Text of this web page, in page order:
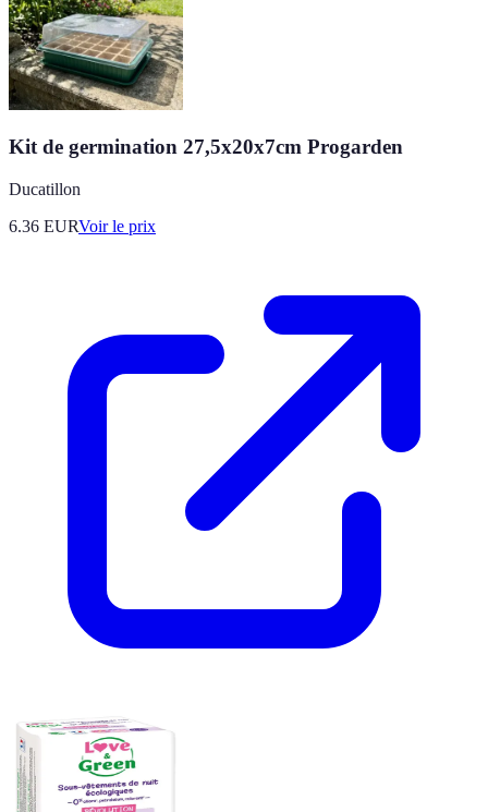
Kit de germination 27,5x20x7cm Progarden
Ducatillon
6.36 EURVoir le prix